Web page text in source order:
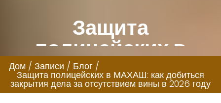
Защита
полицейских в
МАХАШ: как
добиться закрытия
Дом / Записи / Блог /
Защита полицейских в МАХАШ: как добиться
закрытия дела за отсутствием вины в 2026 году